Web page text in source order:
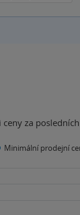
za
Minimální prodejní